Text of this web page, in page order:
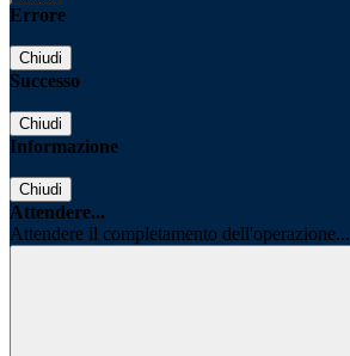
Errore
Chiudi
Successo
Chiudi
Informazione
Chiudi
Attendere...
Attendere il completamento dell'operazione...